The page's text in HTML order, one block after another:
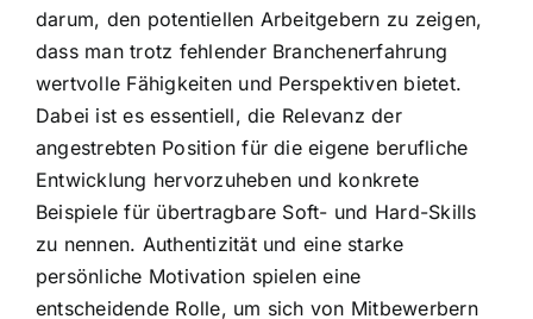
darum, den potentiellen Arbeitgebern zu zeigen,
dass man trotz fehlender Branchenerfahrung
wertvolle Fähigkeiten und Perspektiven bietet.
Dabei ist es essentiell, die Relevanz der
angestrebten Position für die eigene berufliche
Entwicklung hervorzuheben und konkrete
Beispiele für übertragbare Soft- und Hard-Skills
zu nennen. Authentizität und eine starke
persönliche Motivation spielen eine
entscheidende Rolle, um sich von Mitbewerbern